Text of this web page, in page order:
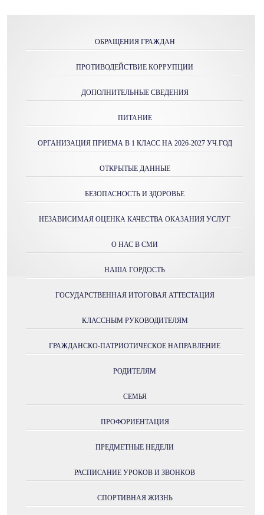
ОБРАЩЕНИЯ ГРАЖДАН
ПРОТИВОДЕЙСТВИЕ КОРРУПЦИИ
ДОПОЛНИТЕЛЬНЫЕ СВЕДЕНИЯ
ПИТАНИЕ
ОРГАНИЗАЦИЯ ПРИЕМА В 1 КЛАСС НА 2026-2027 УЧ.ГОД
ОТКРЫТЫЕ ДАННЫЕ
БЕЗОПАСНОСТЬ И ЗДОРОВЬЕ
НЕЗАВИСИМАЯ ОЦЕНКА КАЧЕСТВА ОКАЗАНИЯ УСЛУГ
О НАС В СМИ
НАША ГОРДОСТЬ
ГОСУДАРСТВЕННАЯ ИТОГОВАЯ АТТЕСТАЦИЯ
КЛАССНЫМ РУКОВОДИТЕЛЯМ
ГРАЖДАНСКО-ПАТРИОТИЧЕСКОЕ НАПРАВЛЕНИЕ
РОДИТЕЛЯМ
СЕМЬЯ
ПРОФОРИЕНТАЦИЯ
ПРЕДМЕТНЫЕ НЕДЕЛИ
РАСПИСАНИЕ УРОКОВ И ЗВОНКОВ
СПОРТИВНАЯ ЖИЗНЬ